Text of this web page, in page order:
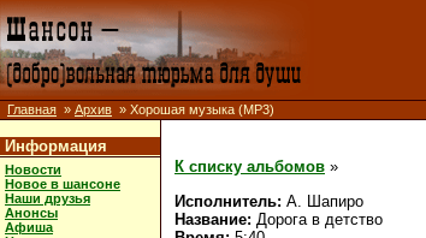
Главная » Архив » Хорошая музыка (MP3)
Информация
Новости
Новое в шансоне
Наши друзья
Анонсы
Афиша
К списку альбомов »
Исполнитель: А. Шапиро
Название: Дорога в детство